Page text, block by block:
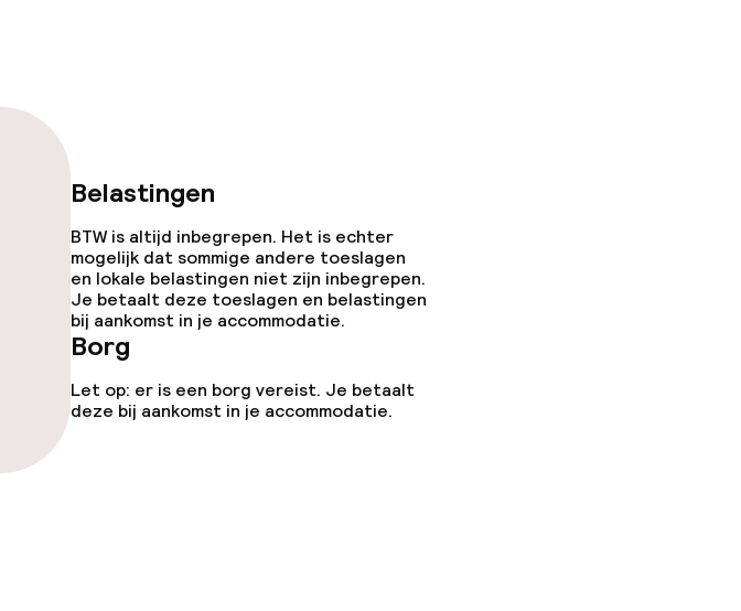
Belastingen
BTW is altijd inbegrepen. Het is echter
mogelijk dat sommige andere toeslagen
en lokale belastingen niet zijn inbegrepen.
Je betaalt deze toeslagen en belastingen
bij aankomst in je accommodatie.
Borg
Let op: er is een borg vereist. Je betaalt
deze bij aankomst in je accommodatie.